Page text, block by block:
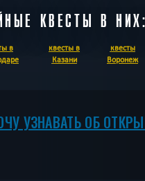
КВЕСТЫ В
в
квесты в
Казани
квесты
Воронеж
УЗНАВАТЬ ОБ